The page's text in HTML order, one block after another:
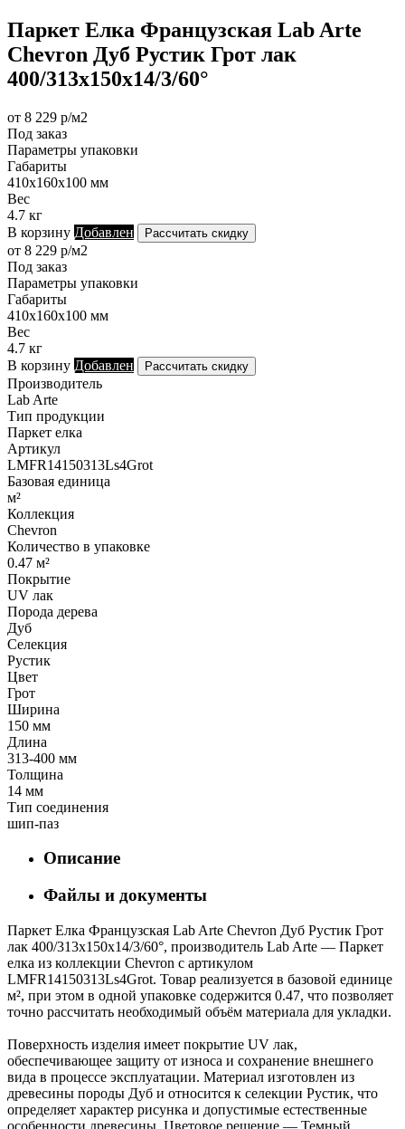
Паркет Елка Французская Lab Arte
Chevron Дуб Рустик Грот лак
400/313х150х14/3/60°
от 8 229 р/м2
Под заказ
Параметры упаковки
Габариты
410х160х100 мм
Вес
4.7 кг
В корзину Добавлен Рассчитать скидку
от 8 229 р/м2
Под заказ
Параметры упаковки
Габариты
410х160х100 мм
Вес
4.7 кг
В корзину Добавлен Рассчитать скидку
Производитель
Lab Arte
Тип продукции
Паркет елка
Артикул
LMFR14150313Ls4Grot
Базовая единица
м²
Коллекция
Chevron
Количество в упаковке
0.47 м²
Покрытие
UV лак
Порода дерева
Дуб
Селекция
Рустик
Цвет
Грот
Ширина
150 мм
Длина
313-400 мм
Толщина
14 мм
Тип соединения
шип-паз
Описание
Файлы и документы
Паркет Елка Французская Lab Arte Chevron Дуб Рустик Грот
лак 400/313х150х14/3/60°, производитель Lab Arte — Паркет
елка из коллекции Chevron с артикулом
LMFR14150313Ls4Grot. Товар реализуется в базовой единице
м², при этом в одной упаковке содержится 0.47, что позволяет
точно рассчитать необходимый объём материала для укладки.
Поверхность изделия имеет покрытие UV лак,
обеспечивающее защиту от износа и сохранение внешнего
вида в процессе эксплуатации. Материал изготовлен из
древесины породы Дуб и относится к селекции Рустик, что
определяет характер рисунка и допустимые естественные
особенности древесины. Цветовое решение — Темный,